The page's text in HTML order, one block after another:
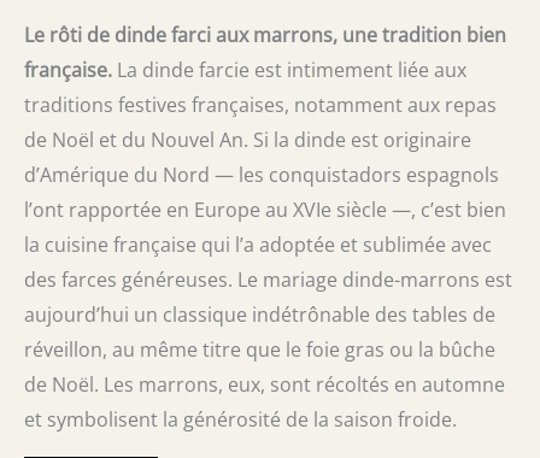
Le rôti de dinde farci aux marrons, une tradition bien
française. La dinde farcie est intimement liée aux
traditions festives françaises, notamment aux repas
de Noël et du Nouvel An. Si la dinde est originaire
d’Amérique du Nord — les conquistadors espagnols
l’ont rapportée en Europe au XVIe siècle —, c’est bien
la cuisine française qui l’a adoptée et sublimée avec
des farces généreuses. Le mariage dinde-marrons est
aujourd’hui un classique indétrônable des tables de
réveillon, au même titre que le foie gras ou la bûche
de Noël. Les marrons, eux, sont récoltés en automne
et symbolisent la générosité de la saison froide.